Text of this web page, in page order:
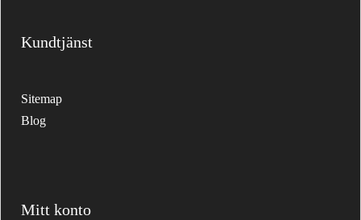
Kundtjänst
Sitemap
Blog
Mitt konto